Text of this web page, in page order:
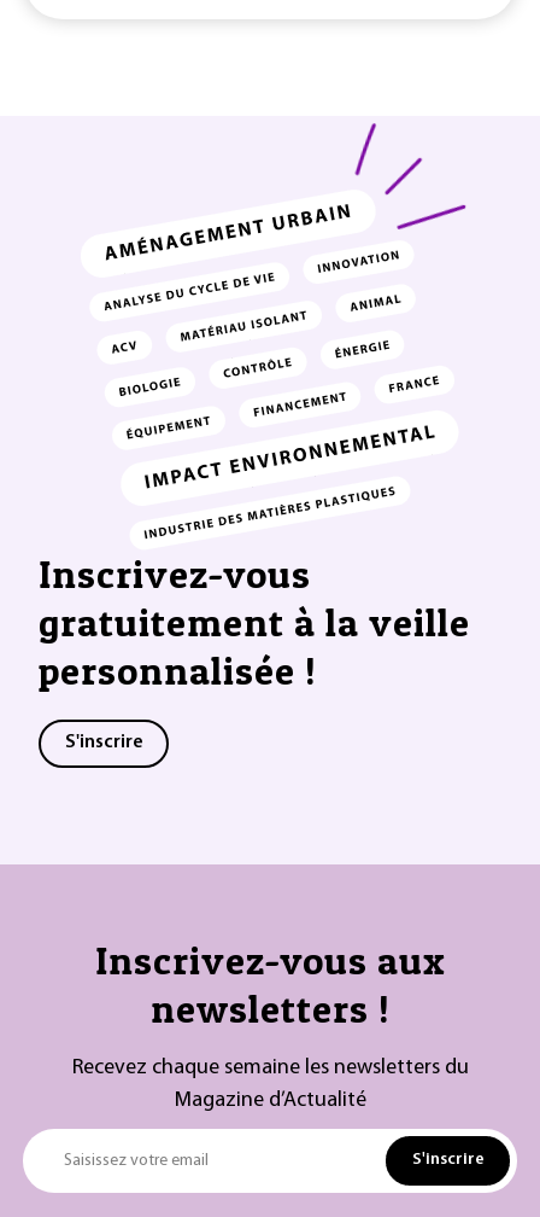
Inscrivez-vous
gratuitement à la veille
personnalisée !
S'inscrire
Inscrivez-vous aux
newsletters !
Recevez chaque semaine les newsletters du
Magazine d’Actualité
Saisissez votre email S'inscrire